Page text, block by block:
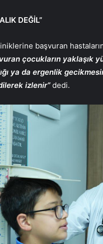
DEĞİL”
başvuran
çocukların yaklaşık
ya da ergenlik
izlenir”dedi.